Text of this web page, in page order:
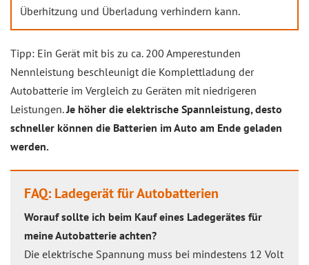
Überhitzung und Überladung verhindern kann.
Tipp: Ein Gerät mit bis zu ca. 200 Amperestunden
Nennleistung beschleunigt die Komplettladung der
Autobatterie im Vergleich zu Geräten mit niedrigeren
Leistungen.Je höher die elektrische Spannleistung, desto
schneller können die Batterien im Auto am Ende geladen
werden.
FAQ: Ladegerät für Autobatterien
Worauf sollte ich beim Kauf eines Ladegerätes für
meine Autobatterie achten?
Die elektrische Spannung muss bei mindestens 12 Volt